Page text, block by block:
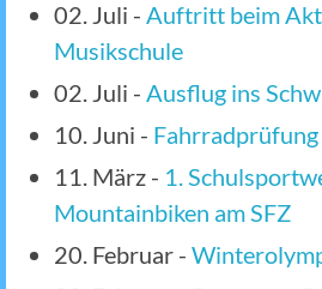
02. Juli - Auftritt beim
Musikschule
02. Juli - Ausflug ins
10. Juni - Fahrradprüfung
11. März - 1.
Mountainbiken am SFZ
20. Februar -